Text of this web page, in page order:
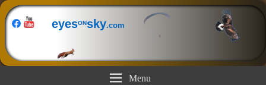
eyesONsky.com
Menu